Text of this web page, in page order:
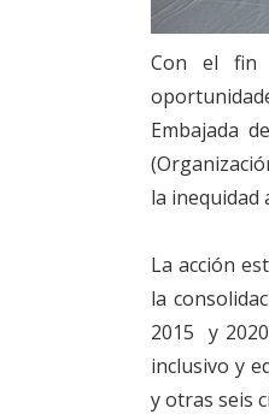
Con el fin
Embajada
la inequidad
La acción
la
2015 y
inclusivo y
y otras seis